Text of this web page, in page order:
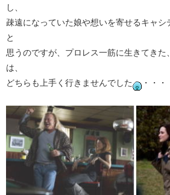
し、
疎遠になっていた娘や想いを寄せるキャシ
と
思うのですが、プロレス一筋に生きてきた
は、
どちらも上手く行きませんでした
・・・